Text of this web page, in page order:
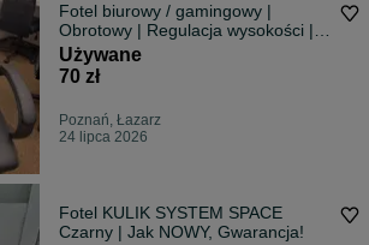
Fotel biurowy / gamingowy |
Obrotowy | Regulacja wysokości |
Dobry stan
Używane
70 zł
Poznań, Łazarz
24 lipca 2026
Fotel KULIK SYSTEM SPACE
Czarny | Jak NOWY, Gwarancja!